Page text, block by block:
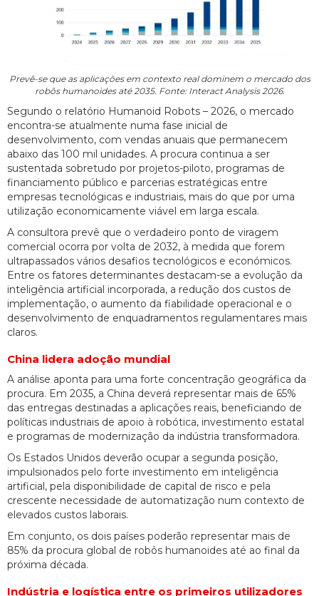
Prevê-se que as aplicações em contexto real dominem o mercado dos
robôs humanoides até 2035. Fonte: Interact Analysis 2026.
Segundo o relatório Humanoid Robots – 2026, o mercado
encontra-se atualmente numa fase inicial de
desenvolvimento, com vendas anuais que permanecem
abaixo das 100 mil unidades. A procura continua a ser
sustentada sobretudo por projetos-piloto, programas de
financiamento público e parcerias estratégicas entre
empresas tecnológicas e industriais, mais do que por uma
utilização economicamente viável em larga escala.
A consultora prevê que o verdadeiro ponto de viragem
comercial ocorra por volta de 2032, à medida que forem
ultrapassados vários desafios tecnológicos e económicos.
Entre os fatores determinantes destacam-se a evolução da
inteligência artificial incorporada, a redução dos custos de
implementação, o aumento da fiabilidade operacional e o
desenvolvimento de enquadramentos regulamentares mais
claros.
China lidera adoção mundial
A análise aponta para uma forte concentração geográfica da
procura. Em 2035, a China deverá representar mais de 65%
das entregas destinadas a aplicações reais, beneficiando de
políticas industriais de apoio à robótica, investimento estatal
e programas de modernização da indústria transformadora.
Os Estados Unidos deverão ocupar a segunda posição,
impulsionados pelo forte investimento em inteligência
artificial, pela disponibilidade de capital de risco e pela
crescente necessidade de automatização num contexto de
elevados custos laborais.
Em conjunto, os dois países poderão representar mais de
85% da procura global de robôs humanoides até ao final da
próxima década.
Indústria e logística entre os primeiros utilizadores